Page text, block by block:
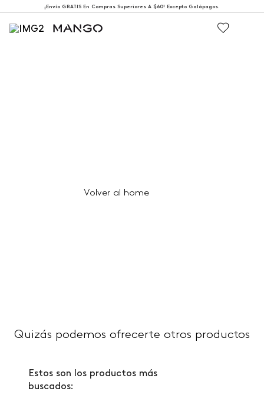
¡Envío GRATIS En Compras Superiores A $60! Excepto Galápagos.
Volver al home
Quizás podemos ofrecerte otros productos
Estos son los productos más
buscados: